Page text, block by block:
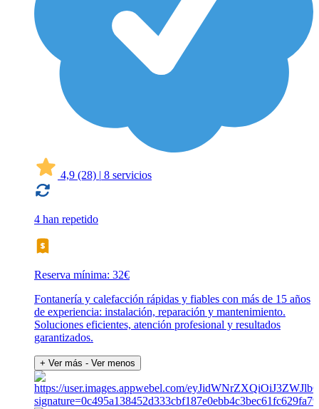
4,9 (28) | 8 servicios
4 han repetido
Reserva mínima: 32€
Fontanería y calefacción rápidas y fiables con más de 15 años
de experiencia: instalación, reparación y mantenimiento.
Soluciones eficientes, atención profesional y resultados
garantizados.
+ Ver más - Ver menos